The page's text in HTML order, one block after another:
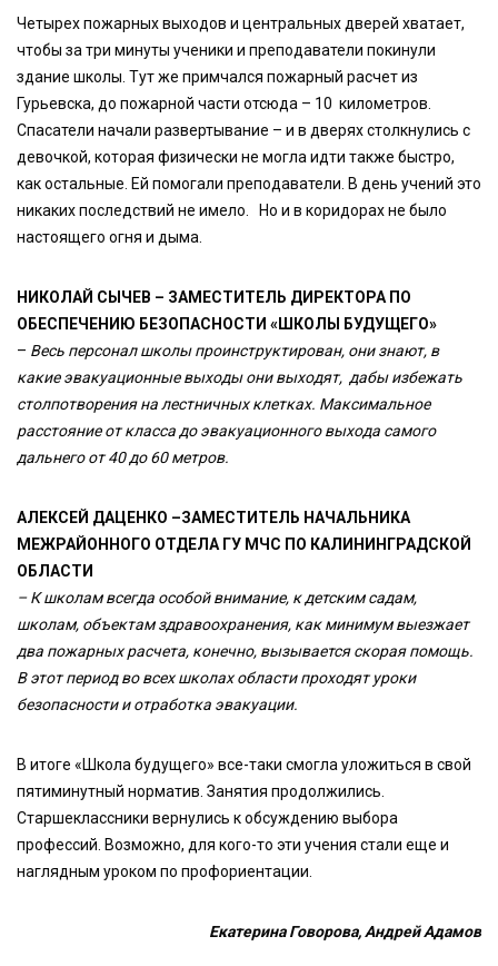
Четырех пожарных выходов и центральных дверей хватает,
чтобы за три минуты ученики и преподаватели покинули
здание школы. Тут же примчался пожарный расчет из
Гурьевска, до пожарной части отсюда – 10 километров.
Спасатели начали развертывание – и в дверях столкнулись с
девочкой, которая физически не могла идти также быстро,
как остальные. Ей помогали преподаватели. В день учений это
никаких последствий не имело. Но и в коридорах не было
настоящего огня и дыма.
НИКОЛАЙ СЫЧЕВ – ЗАМЕСТИТЕЛЬ ДИРЕКТОРА ПО
ОБЕСПЕЧЕНИЮ БЕЗОПАСНОСТИ «ШКОЛЫ БУДУЩЕГО»
– Весь персонал школы проинструктирован, они знают, в
какие эвакуационные выходы они выходят, дабы избежать
столпотворения на лестничных клетках. Максимальное
расстояние от класса до эвакуационного выхода самого
дальнего от 40 до 60 метров.
АЛЕКСЕЙ ДАЦЕНКО –ЗАМЕСТИТЕЛЬ НАЧАЛЬНИКА
МЕЖРАЙОННОГО ОТДЕЛА ГУ МЧС ПО КАЛИНИНГРАДСКОЙ
ОБЛАСТИ
– К школам всегда особой внимание, к детским садам,
школам, объектам здравоохранения, как минимум выезжает
два пожарных расчета, конечно, вызывается скорая помощь.
В этот период во всех школах области проходят уроки
безопасности и отработка эвакуации.
В итоге «Школа будущего» все-таки смогла уложиться в свой
пятиминутный норматив. Занятия продолжились.
Старшеклассники вернулись к обсуждению выбора
профессий. Возможно, для кого-то эти учения стали еще и
наглядным уроком по профориентации.
Екатерина Говорова, Андрей Адамов